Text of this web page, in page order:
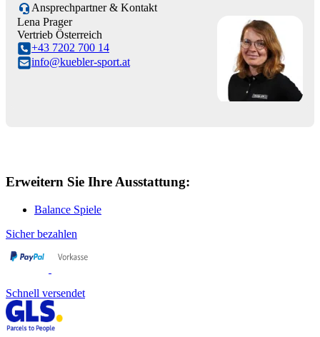
Ansprechpartner & Kontakt
Lena Prager
Vertrieb Österreich
+43 7202 700 14
info@kuebler-sport.at
Erweitern Sie Ihre Ausstattung:
Balance Spiele
Sicher bezahlen
Schnell versendet